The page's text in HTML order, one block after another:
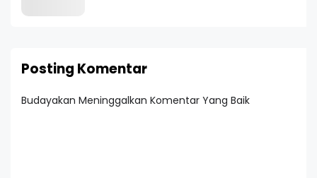
Posting Komentar
Budayakan Meninggalkan Komentar Yang Baik